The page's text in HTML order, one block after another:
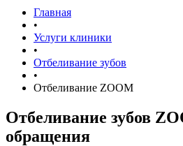
Главная
•
Услуги клиники
•
Отбеливание зубов
•
Отбеливание ZOOM
Отбеливание зубов
обращения